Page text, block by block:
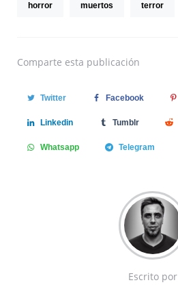
horror muertos terror
Comparte esta publicación
Twitter Facebook
Linkedin Tumblr
Whatsapp Telegram
Escrito por